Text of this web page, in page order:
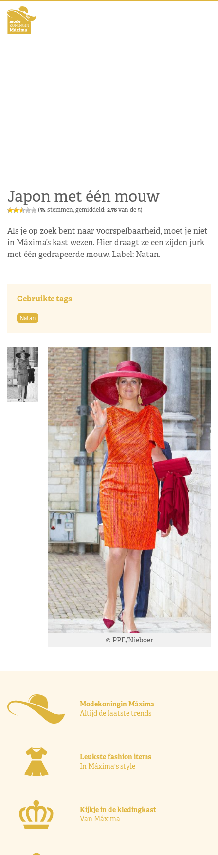
© PPE/Nieboer
Japon met één mouw
(74stemmen, gemiddeld: 2,78van de 5)
Als je op zoek bent naar voorspelbaarheid, moet je niet
in Máxima’s kast wezen. Hier draagt ze een zijden jurk
met één gedrapeerde mouw. Label: Natan.
Gebruikte tags
Natan
Modekoningin Máxima
Altijd de laatste trends
Leukste fashion items
In Máxima's style
Kijkje in de kledingkast
Van Máxima